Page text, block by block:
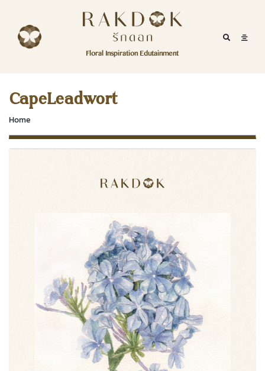
RakDok (รักดอก)
Floral Inspiration Edutainment
Mobile
RakDok
Menu
MAGAZINE
EDUTAINMENT
RAKDOK
Channel Facebook
Channel Instagram
Twitter
Channel Youtube
CapeLeadwort
Home